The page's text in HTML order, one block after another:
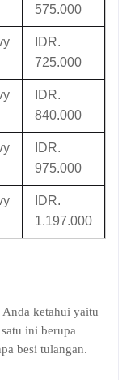
575.000
IDR.
725.000
IDR.
840.000
IDR.
975.000
IDR.
1.197.000
ketahui yaitu
ini berupa
besi tulangan.